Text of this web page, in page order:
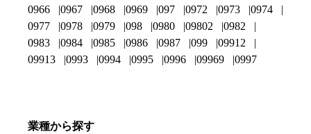
0966
0967 0968 0969 097 0972 0973
0974
0977
0978 0979 098 0980 09802
0982
0983
0984 0985 0986 0987 099
09912
09913
0993 0994 0995 0996 09969 0997
業種から探す